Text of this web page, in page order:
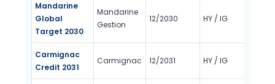
Mandarine
Global
Target 2030
Mandarine
Gestion
12/2030 HY / IG
Carmignac
Credit 2031
Carmignac 12/2031 HY / IG